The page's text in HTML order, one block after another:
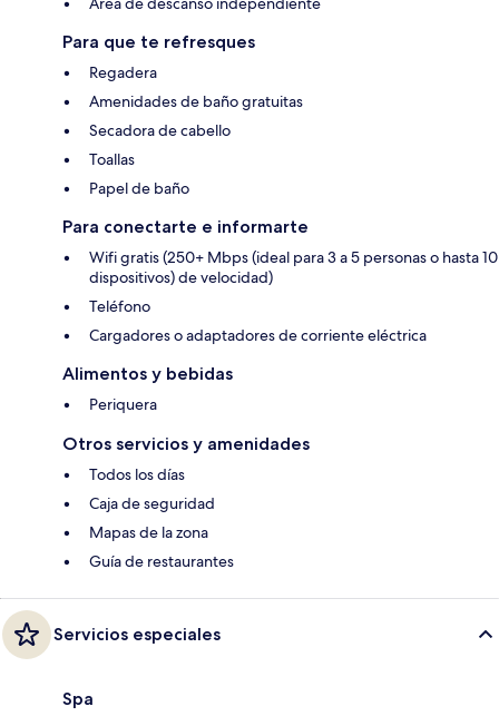
Para que te refresques
Regadera
Amenidades de baño gratuitas
Secadora de cabello
Toallas
Papel de baño
Para conectarte e informarte
Wifi gratis (250+ Mbps (ideal para 3 a 5 personas o hasta 10
dispositivos) de velocidad)
Teléfono
Cargadores o adaptadores de corriente eléctrica
Alimentos y bebidas
Periquera
Otros servicios y amenidades
Todos los días
Caja de seguridad
Mapas de la zona
Guía de restaurantes
Servicios especiales
Spa